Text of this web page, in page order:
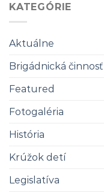
KATEGÓRIE
Aktuálne
Brigádnická činnosť
Featured
Fotogaléria
História
Krúžok detí
Legislatíva